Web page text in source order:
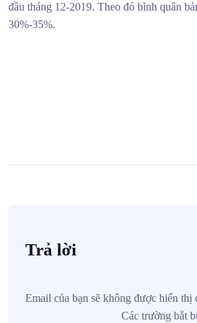
đầu tháng 12-2019. Theo đó bình quân
30%-35%.
Trả lời
Email của bạn sẽ không được hiển thị
Các trường bắt